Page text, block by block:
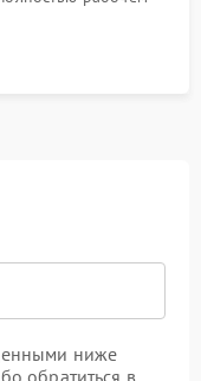
ниже
обратиться в